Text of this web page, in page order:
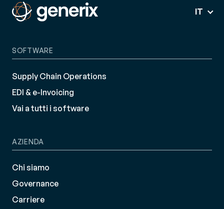
IT
SOFTWARE
Supply Chain Operations
EDI & e-Invoicing
Vai a tutti i software
AZIENDA
Chi siamo
Governance
Carriere